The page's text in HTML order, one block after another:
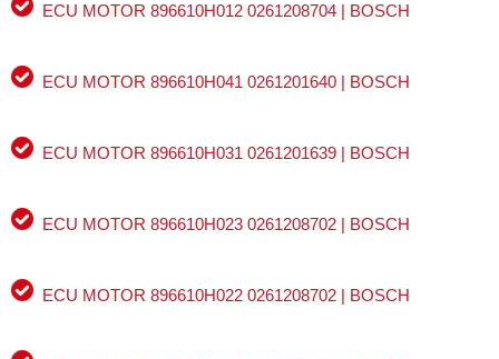
ECU MOTOR 896610H012 0261208704 | BOSCH
ECU MOTOR 896610H041 0261201640 | BOSCH
ECU MOTOR 896610H031 0261201639 | BOSCH
ECU MOTOR 896610H023 0261208702 | BOSCH
ECU MOTOR 896610H022 0261208702 | BOSCH